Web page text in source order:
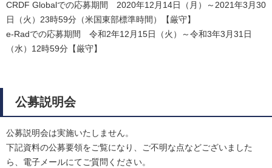
CRDF Globalでの応募期間 2020年12月14日（月）～2021年3月30
日（火）23時59分（米国東部標準時間）【厳守】
e-Radでの応募期間 令和2年12月15日（火）～令和3年3月31日
（水）12時59分【厳守】
公募説明会
公募説明会は実施いたしません。
下記資料の公募要領をご覧になり、ご不明な点などございました
ら、電子メールにてご質問ください。